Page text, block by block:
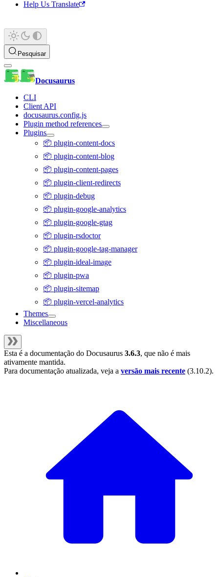
Help Us Translate
Pesquisar
Docusaurus
CLI
Client API
docusaurus.config.js
Plugin method references
Plugins
📦 plugin-content-docs
📦 plugin-content-blog
📦 plugin-content-pages
📦 plugin-client-redirects
📦 plugin-debug
📦 plugin-google-analytics
📦 plugin-google-gtag
📦 plugin-rsdoctor
📦 plugin-google-tag-manager
📦 plugin-ideal-image
📦 plugin-pwa
📦 plugin-sitemap
📦 plugin-vercel-analytics
Themes
Miscellaneous
Esta é a documentação do Docusaurus 3.6.3, que não é mais
ativamente mantida.
Para documentação atualizada, veja a versão mais recente (3.10.2).